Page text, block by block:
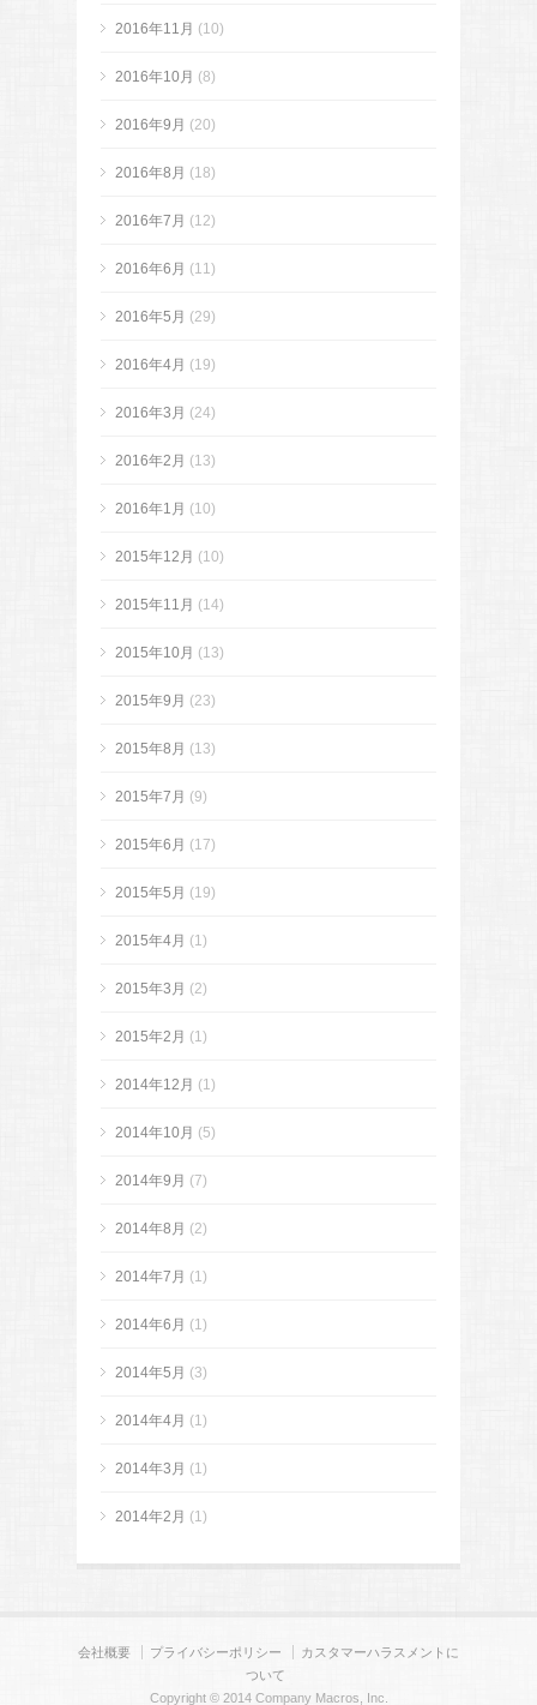
2016年11月 (10)
2016年10月 (8)
2016年9月 (20)
2016年8月 (18)
2016年7月 (12)
2016年6月 (11)
2016年5月 (29)
2016年4月 (19)
2016年3月 (24)
2016年2月 (13)
2016年1月 (10)
2015年12月 (10)
2015年11月 (14)
2015年10月 (13)
2015年9月 (23)
2015年8月 (13)
2015年7月 (9)
2015年6月 (17)
2015年5月 (19)
2015年4月 (1)
2015年3月 (2)
2015年2月 (1)
2014年12月 (1)
2014年10月 (5)
2014年9月 (7)
2014年8月 (2)
2014年7月 (1)
2014年6月 (1)
2014年5月 (3)
2014年4月 (1)
2014年3月 (1)
2014年2月 (1)
会社概要 プライバシーポリシー
カスタマーハラスメントに
ついて
Copyright © 2014 Company Macros, Inc.